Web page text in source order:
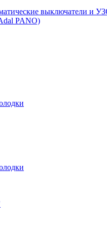
выключатели и
PANO)